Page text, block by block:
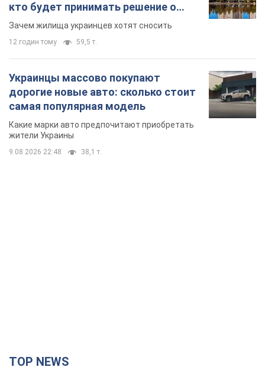
кто будет принимать решение о
сносе домов
Зачем жилища украинцев хотят сносить
12 годин тому 59,5 т.
Украинцы массово покупают
дорогие новые авто: сколько стоит
самая популярная модель
Какие марки авто предпочитают приобретать
жители Украины
9.08.2026 22:48 38,1 т.
TOP NEWS